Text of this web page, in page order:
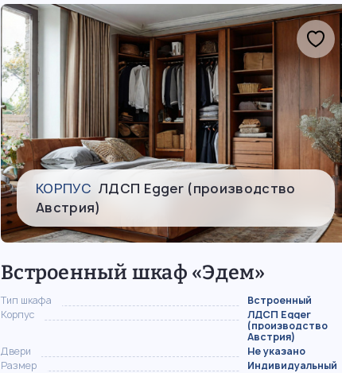
КОРПУС ЛДСП Egger (производство
Австрия)
Встроенный шкаф «Эдем»
Тип шкафа
Встроенный
Корпус
ЛДСП Egger
(производство
Австрия)
Двери
Не указано
Размер
Индивидуальный